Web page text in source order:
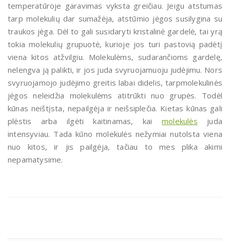
temperatūroje garavimas vyksta greičiau. Jeigu atstumas
tarp molekulių dar sumažėja, atstūmio jėgos susilygina su
traukos jėga. Dėl to gali susidaryti kristalinė gardelė, tai yrą
tokia molekulių grupuotė, kurioje jos turi pastovią padėtį
viena kitos atžvilgiu. Molekulėms, sudarančioms gardelę,
nelengva ją palikti, ir jos juda svyruojamuoju judėjimu. Nors
svyruojamojo judėjimo greitis labai didelis, tarpmolekulinės
jėgos neleidžia molekulėms atitrūkti nuo grupės. Todėl
kūnas neištįsta, nepailgėja ir neišsiplečia. Kietas kūnas gali
plėstis arba ilgėti kaitinamas, kaimolekulės juda
intensyviau. Tada kūno molekulės nežymiai nutolsta viena
nuo kitos, ir jis pailgėja, tačiau to mes plika akimi
nepamatysime.